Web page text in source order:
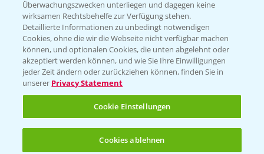
Folgen Sie uns
Überwachungszwecken unterliegen und dagegen keine
wirksamen Rechtsbehelfe zur Verfügung stehen.
Detaillierte Informationen zu unbedingt notwendigen
Cookies, ohne die wir die Webseite nicht verfügbar machen
können, und optionalen Cookies, die unten abgelehnt oder
akzeptiert werden können, und wie Sie Ihre Einwilligungen
jeder Zeit ändern oder zurückziehen können, finden Sie in
unserer Privacy Statement
Cookie Einstellungen
Cookies ablehnen